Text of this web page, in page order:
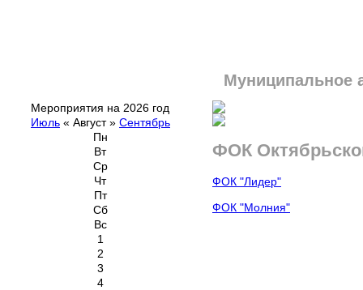
Муниципальное
Мероприятия на 2026 год
Июль « Август» Сентябрь
Пн
Вт
Ср
Чт
Пт
Сб
Вс
1
2
3
4
ФОК
ФОК "Лидер"
ФОК "Молния"